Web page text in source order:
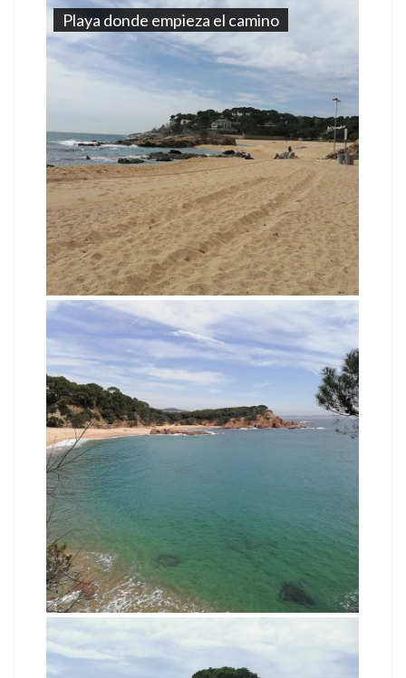
Playa donde empieza el camino